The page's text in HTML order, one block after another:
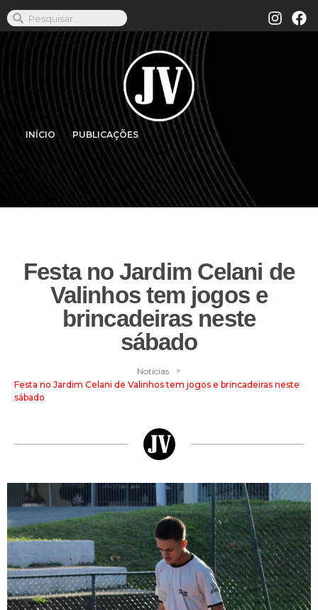
INÍCIO PUBLICAÇÕES
Festa no Jardim Celani de
Valinhos tem jogos e
brincadeiras neste
sábado
Notícias >
Festa no Jardim Celani de Valinhos tem jogos e brincadeiras neste
sábado